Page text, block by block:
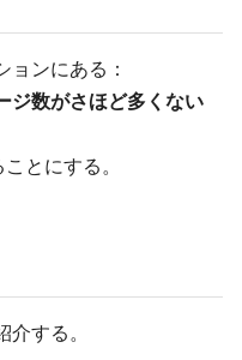
ンにある：
ジ数がさほど多くない
とにする。
する。